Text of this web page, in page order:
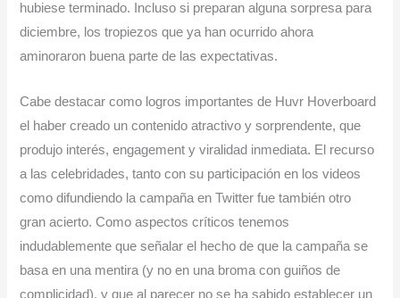
hubiese terminado. Incluso si preparan alguna sorpresa para
diciembre, los tropiezos que ya han ocurrido ahora
aminoraron buena parte de las expectativas.
Cabe destacar como logros importantes de Huvr Hoverboard
el haber creado un contenido atractivo y sorprendente, que
produjo interés, engagement y viralidad inmediata. El recurso
a las celebridades, tanto con su participación en los videos
como difundiendo la campaña en Twitter fue también otro
gran acierto. Como aspectos críticos tenemos
indudablemente que señalar el hecho de que la campaña se
basa en una mentira (y no en una broma con guiños de
complicidad), y que al parecer no se ha sabido establecer un